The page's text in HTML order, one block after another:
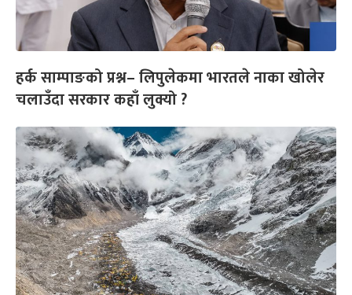
हर्क साम्पाङको प्रश्न– लिपुलेकमा भारतले नाका खोलेर
चलाउँदा सरकार कहाँ लुक्यो ?